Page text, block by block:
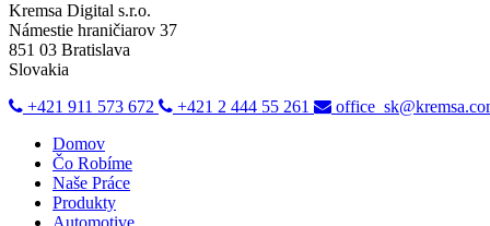
Kremsa Digital s.r.o.
Námestie hraničiarov 37
851 03 Bratislava
Slovakia
+421 911 573 672
+421 2 444 55 261
Domov
Čo Robíme
Naše Práce
Produkty